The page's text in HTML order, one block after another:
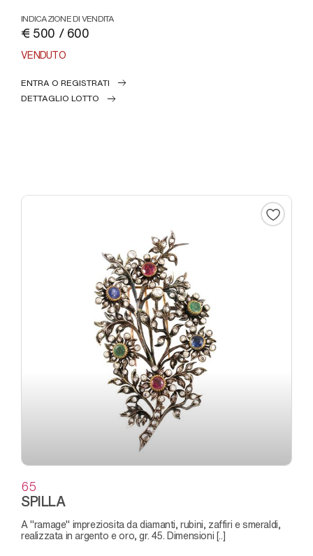
INDICAZIONE DI VENDITA
€ 500 / 600
VENDUTO
ENTRA O REGISTRATI
DETTAGLIO LOTTO
65
SPILLA
a "ramage" impreziosita da diamanti, rubini, zaffiri e smeraldi,
realizzata in argento e oro, gr. 45. Dimensioni [..]